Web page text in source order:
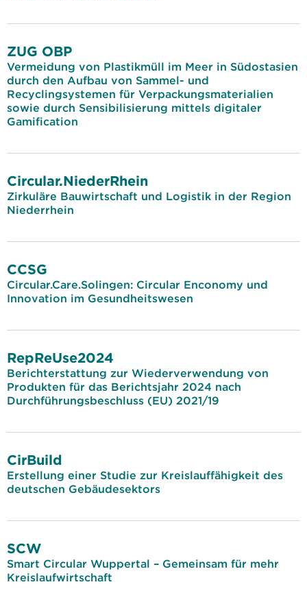
ZUG OBP
Vermeidung von Plastikmüll im Meer in Südostasien
durch den Aufbau von Sammel- und
Recyclingsystemen für Verpackungsmaterialien
sowie durch Sensibilisierung mittels digitaler
Gamification
Circular.NiederRhein
Zirkuläre Bauwirtschaft und Logistik in der Region
Niederrhein
CCSG
Circular.Care.Solingen: Circular Enconomy und
Innovation im Gesundheitswesen
RepReUse2024
Berichterstattung zur Wiederverwendung von
Produkten für das Berichtsjahr 2024 nach
Durchführungsbeschluss (EU) 2021/19
CirBuild
Erstellung einer Studie zur Kreislauffähigkeit des
deutschen Gebäudesektors
SCW
Smart Circular Wuppertal – Gemeinsam für mehr
Kreislaufwirtschaft